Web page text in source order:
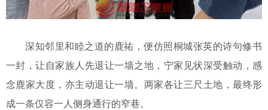
深知邻里和睦之道的鹿祐，便仿照桐城张英的诗句修书
一封，让自家族人先退让一墙之地，宁家见状深受触动，感
念鹿家大度，亦主动退让一墙。两家各让三尺土地，最终形
成一条仅容一人侧身通行的窄巷。